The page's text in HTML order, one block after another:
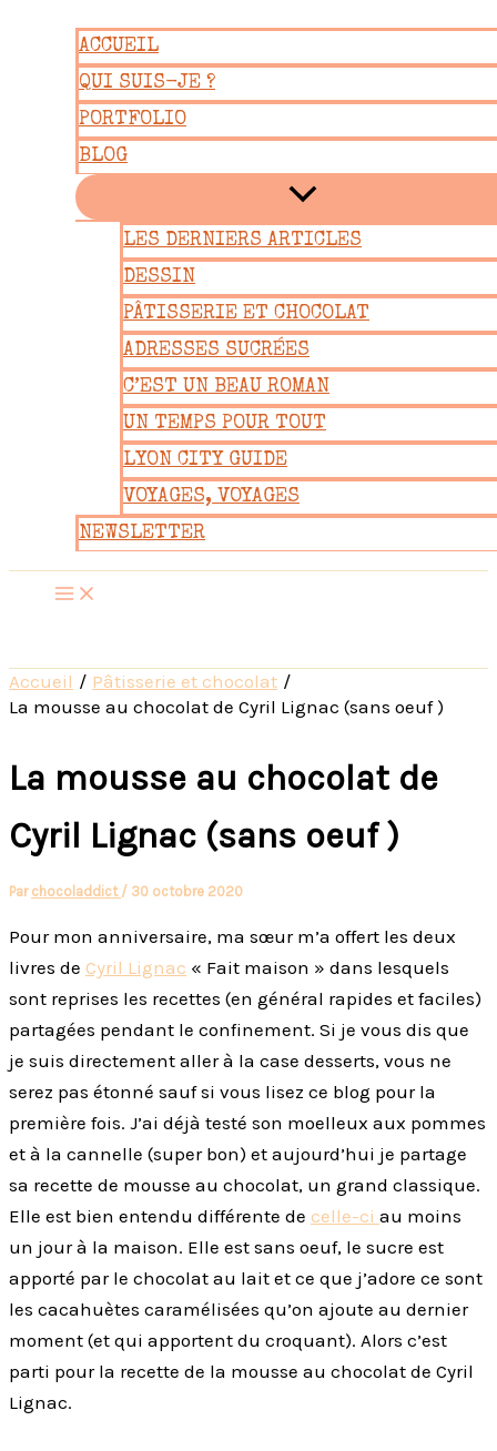
contenu
ACCUEIL
QUI SUIS-JE ?
PORTFOLIO
BLOG
LES DERNIERS ARTICLES
DESSIN
PÂTISSERIE ET CHOCOLAT
ADRESSES SUCRÉES
C’EST UN BEAU ROMAN
UN TEMPS POUR TOUT
LYON CITY GUIDE
VOYAGES, VOYAGES
NEWSLETTER
Accueil
Pâtisserie et chocolat
La mousse au chocolat de Cyril Lignac (sans oeuf )
La mousse au chocolat de
Cyril Lignac (sans oeuf )
Par chocoladdict / 30 octobre 2020
Pour mon anniversaire, ma sœur m’a offert les deux
livres de Cyril Lignac « Fait maison » dans lesquels
sont reprises les recettes (en général rapides et faciles)
partagées pendant le confinement. Si je vous dis que
je suis directement aller à la case desserts, vous ne
serez pas étonné sauf si vous lisez ce blog pour la
première fois. J’ai déjà testé son moelleux aux pommes
et à la cannelle (super bon) et aujourd’hui je partage
sa recette de mousse au chocolat, un grand classique.
Elle est bien entendu différente de celle-ci au moins
un jour à la maison. Elle est sans oeuf, le sucre est
apporté par le chocolat au lait et ce que j’adore ce sont
les cacahuètes caramélisées qu’on ajoute au dernier
moment (et qui apportent du croquant). Alors c’est
parti pour la recette de la mousse au chocolat de Cyril
Lignac.